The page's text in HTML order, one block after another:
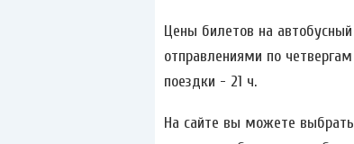
Цены билетов на
отправлениями по
поездки - 21 ч.
На сайте вы можете